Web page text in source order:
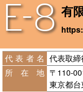
E-8 有
代表者名 代表取
所在地 〒110-
東京都